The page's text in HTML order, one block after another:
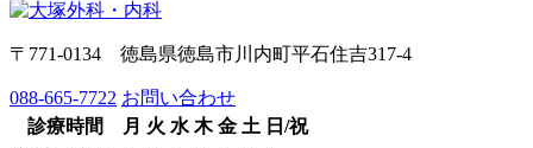
〒771-0134 徳島県徳島市川内町平石住吉317-4
088-665-7722 お問い合わせ
診療時間
月 火 水 木 金 土 日/祝